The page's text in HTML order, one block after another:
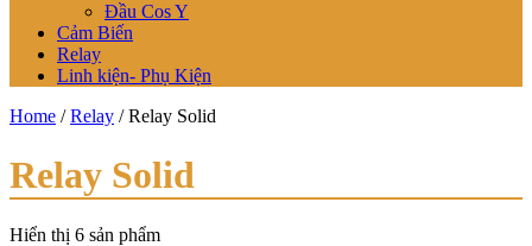
Đầu Cos Y
Cảm Biến
Relay
Linh kiện- Phụ Kiện
Home /Relay / Relay Solid
Relay Solid
Hiển thị 6 sản phẩm